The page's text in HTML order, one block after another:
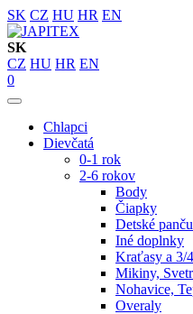
SK CZ HU HR EN
SK
CZ HU HR EN
0
Chlapci
Dievčatá
0-1 rok
2-6 rokov
Body
Čiapky
Detské
Iné doplnky
Kraťasy a 3/
Mikiny,
Nohavice,
Overaly